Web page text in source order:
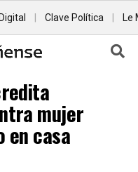
Clave Política Le
mujer
en casa